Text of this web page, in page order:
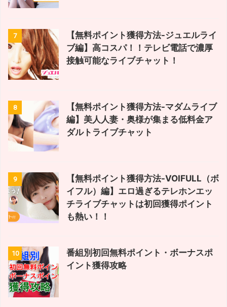
7
【無料ポイント獲得方法-ジュエルライ
ブ編】高コスパ！！テレビ電話で濃厚
接触可能なライブチャット！
8
【無料ポイント獲得方法-マダムライブ
編】美人人妻・奥様が集まる低料金ア
ダルトライブチャット
9
【無料ポイント獲得方法-VOIFULL（ボ
イフル）編】エロ過ぎるテレホンエッ
チライブチャットは初回獲得ポイント
も熱い！！
10
番組別初回無料ポイント・ボーナスポ
イント獲得攻略